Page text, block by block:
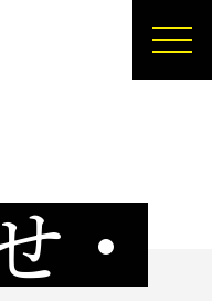
・